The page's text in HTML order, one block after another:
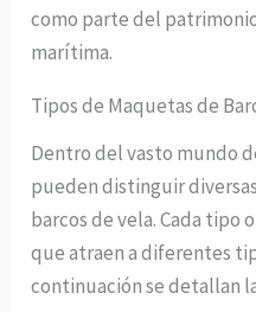
como parte del
marítima.
Tipos de Maquetas de
Dentro del vasto mundo
pueden distinguir
barcos de vela. Cada tipo
que atraen a diferentes
continuación se detallan